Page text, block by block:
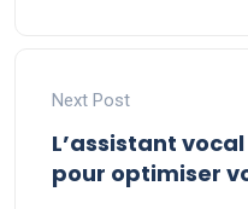
Next Post
L’assistant
pour optimiser